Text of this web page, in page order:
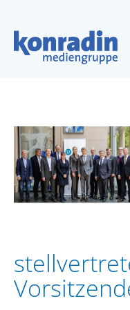
KARRIERE
KONTAKT